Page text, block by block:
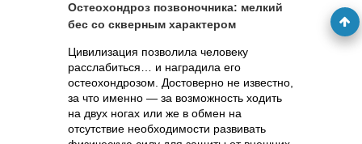
Остеохондроз позвоночника: мелкий
бес со скверным характером
Цивилизация позволила человеку
расслабиться… и наградила его
остеохондрозом. Достоверно не известно,
за что именно — за возможность ходить
на двух ногах или же в обмен на
отсутствие необходимости развивать